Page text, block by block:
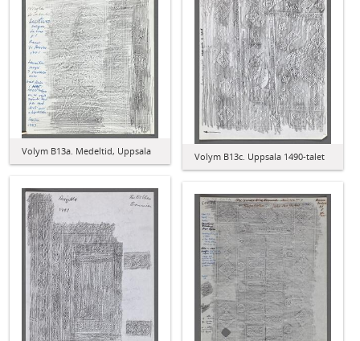
Volym B13a. Medeltid, Uppsala Volym B13c. Uppsala 1490-talet